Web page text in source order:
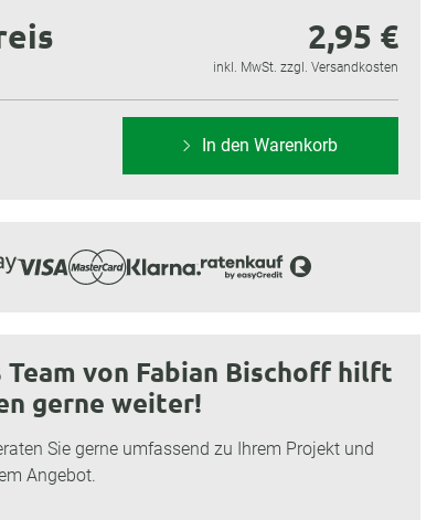
2,95 €
inkl. MwSt. zzgl. Versandkosten
In den Warenkorb
Team von Fabian Bischoff hilft
gerne weiter!
Sie gerne umfassend zu Ihrem Projekt und
Angebot.